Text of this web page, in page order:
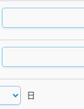
日